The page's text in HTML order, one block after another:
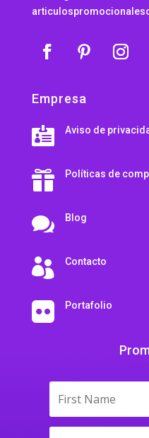
Empresa
 Aviso de
 Políticas de
 Blog
 Contacto
 Portafolio